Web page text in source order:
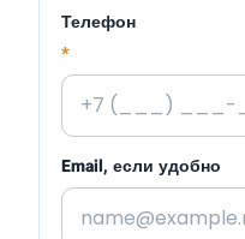
Телефон
*
Email, если удобно